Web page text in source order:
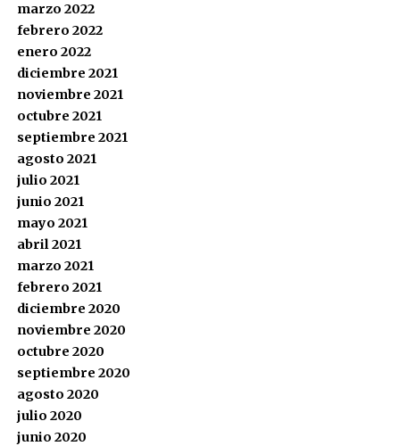
marzo 2022
febrero 2022
enero 2022
diciembre 2021
noviembre 2021
octubre 2021
septiembre 2021
agosto 2021
julio 2021
junio 2021
mayo 2021
abril 2021
marzo 2021
febrero 2021
diciembre 2020
noviembre 2020
octubre 2020
septiembre 2020
agosto 2020
julio 2020
junio 2020